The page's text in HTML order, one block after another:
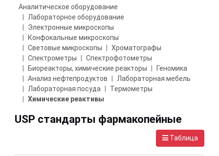
Аналитическое оборудование
Лабораторное оборудование
Электронные микроскопы
Конфокальные микроскопы
Световые микроскопы
Хроматографы
Спектрометры
Спектрофотометры
Биореакторы, химические реакторы
Геномика
Анализ нефтепродуктов
Лабораторная мебель
Лабораторная посуда
Термометры
Химические реактивы
USP стандарты фармакопейные
Таблица